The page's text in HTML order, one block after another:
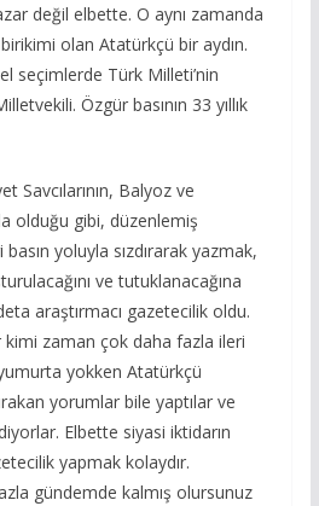
değil elbette. O aynı zamanda
olan Atatürkçü bir aydın.
seçimlerde Türk Milleti’nin
Özgür basının 33 yıllık
Savcılarının, Balyoz ve
olduğu gibi, düzenlemiş
yoluyla sızdırarak yazmak,
ve tutuklanacağına
araştırmacı gazetecilik oldu.
zaman çok daha fazla ileri
yokken Atatürkçü
yorumlar bile yaptılar ve
Elbette siyasi iktidarın
yapmak kolaydır.
gündemde kalmış olursunuz